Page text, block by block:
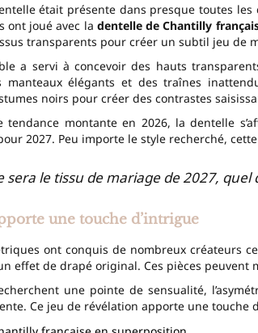
était présente dans presque toutes
ont joué avec la dentelle de Chantilly
transparents pour créer un subtil jeu de
a servi à concevoir des hauts
manteaux élégants et des traînes
noirs pour créer des contrastes
tendance montante en 2026, la dentelle
2027. Peu importe le style recherché,
sera le tissu de mariage de 2027,
une touche d’intrigue
ont conquis de nombreux créateurs
effet de drapé original. Ces pièces peuvent
une pointe de sensualité,
Ce jeu de révélation apporte une touche